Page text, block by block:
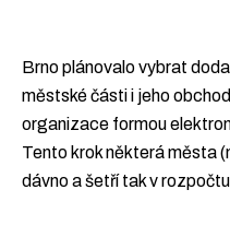
Brno plánovalo vybrat
městské části i jeho
organizace formou
Tento krok některá města
dávno a šetří tak v